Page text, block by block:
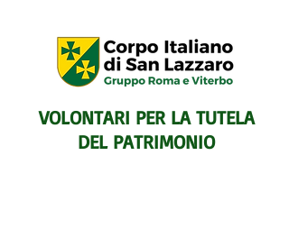
VOLONTARI PER LA TUTELA
DEL PATRIMONIO